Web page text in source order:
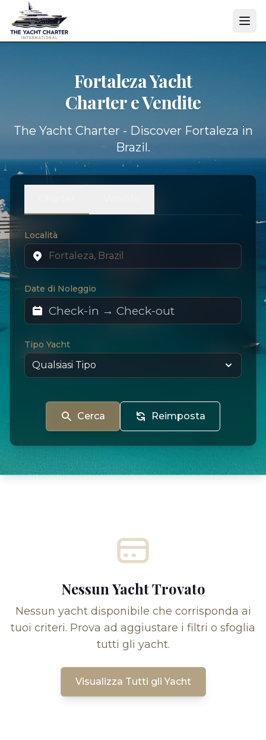
Fortaleza Yacht
Charter e Vendite
The Yacht Charter - Discover Fortaleza in
Brazil.
Località
Date di Noleggio
Tipo Yacht
Cerca Reimposta
Nessun Yacht Trovato
Nessun yacht disponibile che corrisponda ai
tuoi criteri. Prova ad aggiustare i filtri o sfoglia
tutti gli yacht.
Visualizza Tutti gli Yacht